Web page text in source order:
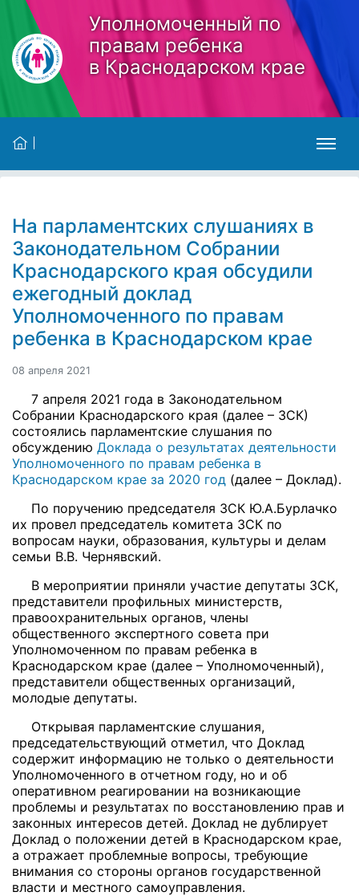
Skip to main content
Уполномоченный по
правам ребенка
в Краснодарском крае
На парламентских слушаниях в
Законодательном Собрании
Краснодарского края обсудили
ежегодный доклад
Уполномоченного по правам
ребенка в Краснодарском крае
08 апреля 2021
7 апреля 2021 года в Законодательном
Собрании Краснодарского края (далее – ЗСК)
состоялись парламентские слушания по
обсуждению Доклада о результатах деятельности
Уполномоченного по правам ребенка в
Краснодарском крае за 2020 год (далее – Доклад).
По поручению председателя ЗСК Ю.А.Бурлачко
их провел председатель комитета ЗСК по
вопросам науки, образования, культуры и делам
семьи В.В. Чернявский.
В мероприятии приняли участие депутаты ЗСК,
представители профильных министерств,
правоохранительных органов, члены
общественного экспертного совета при
Уполномоченном по правам ребенка в
Краснодарском крае (далее – Уполномоченный),
представители общественных организаций,
молодые депутаты.
Открывая парламентские слушания,
председательствующий отметил, что Доклад
содержит информацию не только о деятельности
Уполномоченного в отчетном году, но и об
оперативном реагировании на возникающие
проблемы и результатах по восстановлению прав и
законных интересов детей. Доклад не дублирует
Доклад о положении детей в Краснодарском крае,
а отражает проблемные вопросы, требующие
внимания со стороны органов государственной
власти и местного самоуправления.